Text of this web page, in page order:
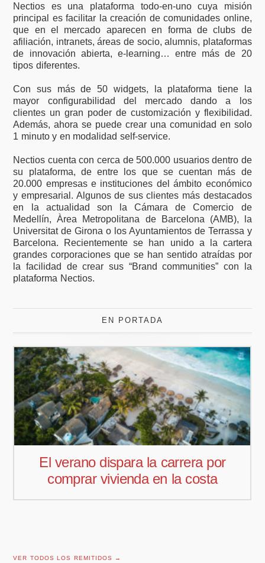
Nectios es una plataforma todo-en-uno cuya misión
principal es facilitar la creación de comunidades online,
que en el mercado aparecen en forma de clubs de
afiliación, intranets, áreas de socio, alumnis, plataformas
de innovación abierta, e-learning… entre más de 20
tipos diferentes.
Con sus más de 50 widgets, la plataforma tiene la
mayor configurabilidad del mercado dando a los
clientes un gran poder de customización y flexibilidad.
Además, ahora se puede crear una comunidad en solo
1 minuto y en modalidad self-service.
Nectios cuenta con cerca de 500.000 usuarios dentro de
su plataforma, de entre los que se cuentan más de
20.000 empresas e instituciones del ámbito económico
y empresarial. Algunos de sus clientes más destacados
en la actualidad son la Cámara de Comercio de
Medellín, Àrea Metropolitana de Barcelona (AMB), la
Universitat de Girona o los Ayuntamientos de Terrassa y
Barcelona. Recientemente se han unido a la cartera
grandes corporaciones que se han sentido atraídas por
la facilidad de crear sus “Brand communities” con la
plataforma Nectios.
EN PORTADA
Pedro Aguiar nuevo
comercial para Offcoustic
VER TODOS LOS REMITIDOS →